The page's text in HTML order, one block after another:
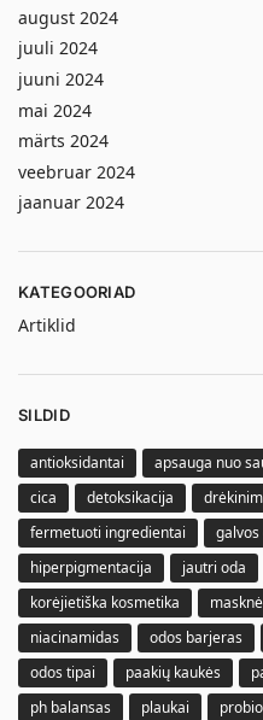
august 2024
juuli 2024
juuni 2024
mai 2024
märts 2024
veebruar 2024
jaanuar 2024
KATEGOORIAD
Artiklid
SILDID
antioksidantai apsauga nuo
cica
detoksikacija
fermetuoti ingredientai
galvos
hiperpigmentacija
jautri oda
korėjietiška kosmetika
masknė
niacinamidas
odos barjeras
odos tipai
paakių kaukės
ph balansas
plaukai